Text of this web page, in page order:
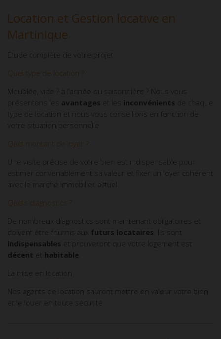
Location et Gestion locative en
Martinique
Étude complète de votre projet
Quel type de location ?
présentons les avantages et les inconvénients
type de location et nous vous conseillons en fonction de
votre situation personnelle.
Quel montant de loyer ?
Une visite précise de votre bien est indispensable pour
estimer convenablement sa valeur et fixer un loyer cohérent
avec le marché immobilier actuel.
Quels diagnostics ?
De nombreux diagnostics sont maintenant obligatoires et
doivent être fournis aux futurs locataires . Ils sont
indispensables et prouveront que votre logement est
décent et habitable
La mise en location
Nos agents de location sauront mettre en valeur votre bien
et le louer en toute sécurité :